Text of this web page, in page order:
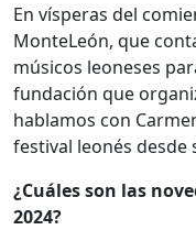
En vísperas del
MonteLeón, que
músicos leoneses
fundación que
hablamos con
festival leonés desde
¿Cuáles son las
2024?